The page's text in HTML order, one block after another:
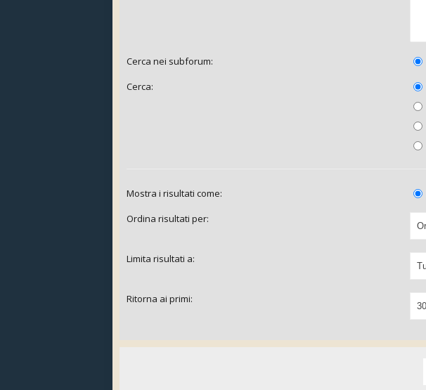
Cerca nei subforum:
Cerca:
Mostra i risultati come:
Ordina risultati per:
Limita risultati a:
Ritorna ai primi: